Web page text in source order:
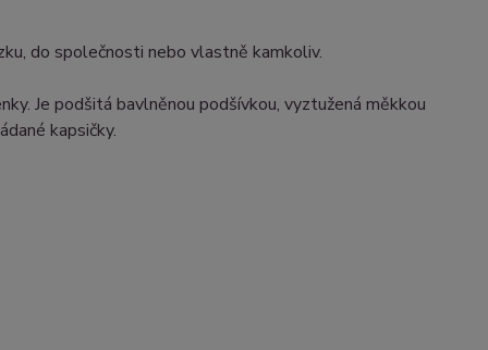
do společnosti nebo vlastně kamkoliv.
Je podšitá bavlněnou podšívkou, vyztužená měkkou
kapsičky.